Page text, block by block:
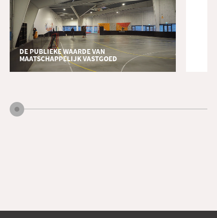
DE PUBLIEKE WAARDE VAN
MAATSCHAPPELIJK VASTGOED